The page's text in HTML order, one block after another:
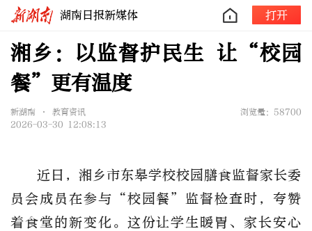
湖南日报新媒体 打开
湘乡：以监督护民生 让“校园
餐”更有温度
新湖南 • 教育资讯
浏览量：58700
2026-03-30 12:08:13
近日， 湘乡市东皋学校校园膳食监督家长委
员会成员在参与 “校园餐”监督检查时 ，夸赞
着食堂的新变化 。这份让学生暖胃、家长安心